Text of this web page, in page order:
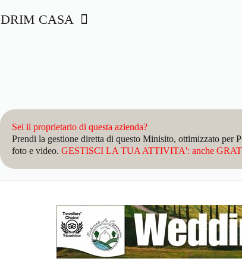
DRIM CASA
Sei il proprietario di questa azienda?
Prendi la gestione diretta di questo Minisito, ottimizzato
foto e video. GESTISCI LA TUA ATTIVITA': anche